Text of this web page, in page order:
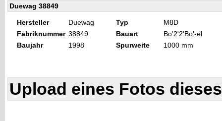
Duewag 38849
Hersteller Duewag Typ
M8D
Fabriknummer 38849 Bauart
Bo'2'2'Bo'-el
Baujahr
1998 Spurweite 1000 mm
Upload eines Fotos